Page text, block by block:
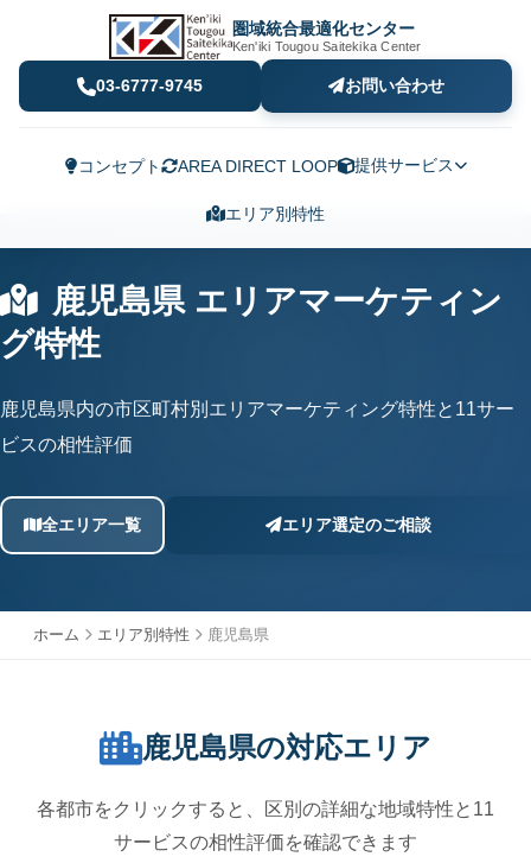
圏域統合最適化センター
Ken'iki Tougou Saitekika Center
03-6777-9745 お問い合わせ
コンセプト AREA DIRECT LOOP 提供サービス
エリア別特性
鹿児島県 エリアマーケティン
グ特性
鹿児島県内の市区町村別エリアマーケティング特性と11サー
ビスの相性評価
全エリア一覧 エリア選定のご相談
ホーム エリア別特性 鹿児島県
鹿児島県の対応エリア
各都市をクリックすると、区別の詳細な地域特性と11
サービスの相性評価を確認できます